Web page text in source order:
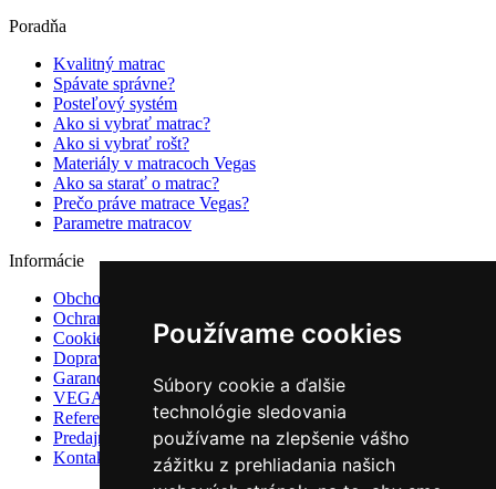
Používame cookies
Súbory cookie a ďalšie
technológie sledovania
používame na zlepšenie vášho
zážitku z prehliadania našich
Poradňa
Kvalitný matrac
Spávate správne?
Posteľový systém
Ako si vybrať matrac?
Ako si vybrať rošt?
Materiály v matracoch Vegas
Ako sa starať o matrac?
Prečo práve matrace Vegas?
Parametre matracov
Informácie
Obchodné podmienky
Ochrana osobných údajov
Cookies
Doprava
Garancie a záruky
VEGAS Group
Referencie
Predajne
Kontakt